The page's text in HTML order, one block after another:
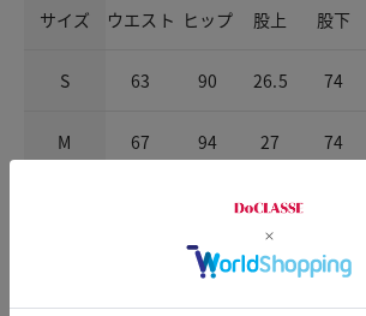
サイズ ウエスト ヒップ 股上 股下
S 63 90 26.5 74
M 67 94 27 74
27.5
103 28 74